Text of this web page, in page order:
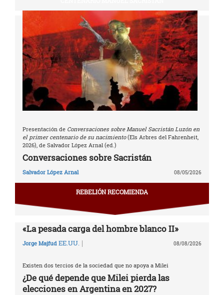
Presentación de Conversaciones sobre Manuel Sacristán Luzón en
el primer centenario de su nacimiento(Els Arbres del Fahrenheit,
2026), de Salvador López Arnal (ed.)
Conversaciones sobre Sacristán
Salvador López Arnal 08/05/2026
REBELIÓN RECOMIENDA
«La pesada carga del hombre blanco II»
Jorge Majfud EE.UU. | 08/08/2026
Existen dos tercios de la sociedad que no apoya a Milei
¿De qué depende que Milei pierda las
elecciones en Argentina en 2027?